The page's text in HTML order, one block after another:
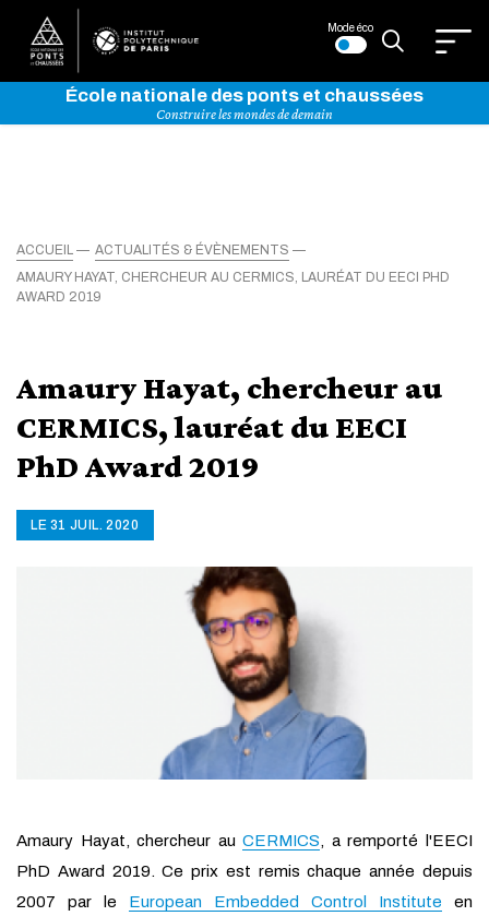
Mode éco
École nationale des ponts et chaussées
Construire les mondes de demain
ACCUEIL
ACTUALITÉS & ÉVÈNEMENTS
AMAURY HAYAT, CHERCHEUR AU CERMICS, LAURÉAT DU EECI PHD
AWARD 2019
Amaury Hayat, chercheur au
CERMICS, lauréat du EECI
PhD Award 2019
LE 31 JUIL. 2020
Amaury Hayat, chercheur auCERMICS, a remporté l'EECI
PhD Award 2019. Ce prix est remis chaque année depuis
2007 par le European Embedded Control Institute en